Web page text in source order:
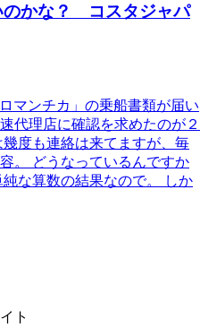
のかな？ コスタジャパ
マンチカ」の乗船書類が届い
代理店に確認を求めたのが２
度も連絡は来てますが、毎
。 どうなっているんですか
な算数の結果なので。 しか
ト